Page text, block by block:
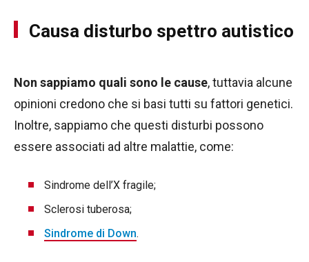
Causa disturbo spettro autistico
Non sappiamo quali sono le cause, tuttavia alcune
opinioni credono che si basi tutti su fattori genetici.
Inoltre, sappiamo che questi disturbi possono
essere associati ad altre malattie, come:
Sindrome dell’X fragile;
Sclerosi tuberosa;
Sindrome di Down.